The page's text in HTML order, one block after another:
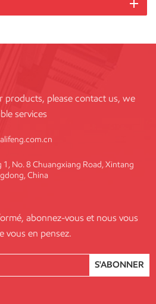
products, please contact us, we
services
No. 8 Chuangxiang Road, Xintang
China
abonnez-vous et nous vous
vous en pensez.
S'ABONNER